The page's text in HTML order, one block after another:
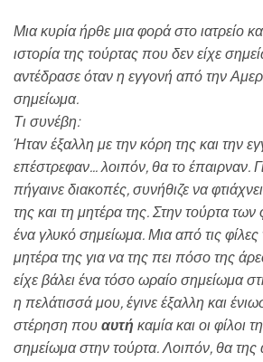
Μια κυρία ήρθε μια φορά στο ιατρείο
ιστορία της τούρτας που δεν είχε
αντέδρασε όταν η εγγονή από την
σημείωμα.
Τι συνέβη:
Ήταν έξαλλη με την κόρη της και την
επέστρεφαν... λοιπόν, θα το έπαιρναν.
πήγαινε διακοπές, συνήθιζε να φτιάχνει
της και τη μητέρα της. Στην τούρτα των
ένα γλυκό σημείωμα. Μια από τις
μητέρα της για να της πει πόσο της
είχε βάλει ένα τόσο ωραίο σημείωμα
η πελάτισσά μου, έγινε έξαλλη και
στέρηση που αυτή καμία και οι φίλοι
σημείωμα στην τούρτα. Λοιπόν, θα